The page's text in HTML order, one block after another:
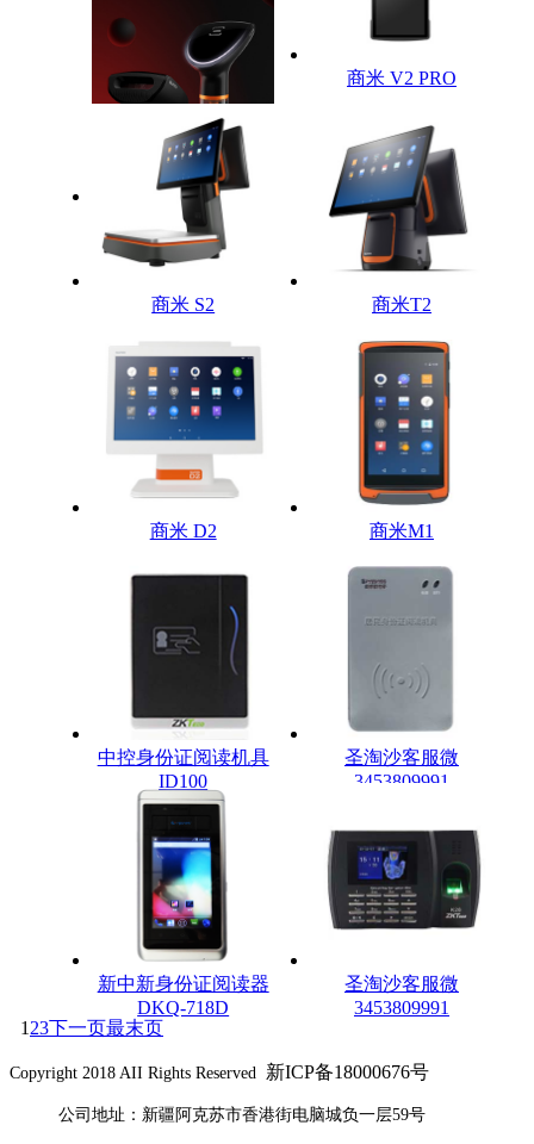
111111111111
商米 V2 PRO
商米 S2 商米T2
商米 D2 商米M1
中控身份证阅读机具
ID100
圣淘沙客服微
3453809991
新中新身份证阅读器
DKQ-718D
圣淘沙客服微
3453809991
1 23下一页最末页
Copyright 2018 AII Rights Reserved 新ICP备18000676号
公司地址：新疆阿克苏市香港街电脑城负一层59号